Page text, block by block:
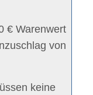
€ Warenwert
von
keine